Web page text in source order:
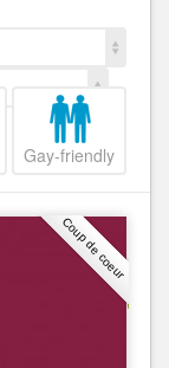
Gay-friendly
Coup de coeur